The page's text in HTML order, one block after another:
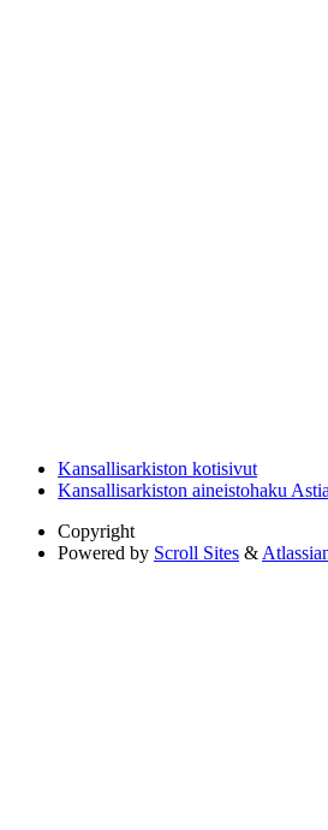
Kansallisarkiston kotisivut
Kansallisarkiston aineistohaku Astia
Copyright
Powered by Scroll Sites &